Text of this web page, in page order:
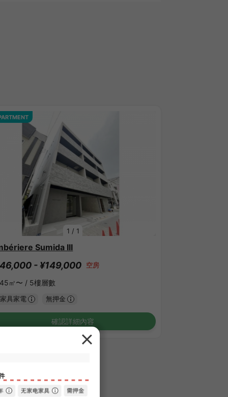
1 / 1
Sumida III
- ¥149,000 空房
㎡〜 / 5樓層數
具家電 無押金
確認詳細內容